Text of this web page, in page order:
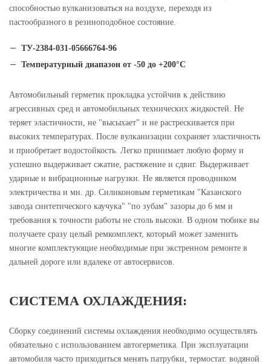
способностью вулканизоваться на воздухе, переходя из
пастообразного в резиноподобное состояние.
ТУ-2384-031-05666764-96
Температурный диапазон от -50 до +200°C
Автомобильный герметик прокладка устойчив к действию
агрессивных сред и автомобильных технических жидкостей. Не
теряет эластичности, не "высыхает" и не растрескивается при
высоких температурах. После вулканизации сохраняет эластичность
и приобретает водостойкость. Легко принимает любую форму и
успешно выдерживает сжатие, растяжение и сдвиг. Выдерживает
ударные и вибрационные нагрузки. Не является проводником
электричества и мн. др. Силиконовым герметикам "Казанского
завода синтетического каучука" "по зубам" зазоры до 6 мм и
требования к точности работы не столь высоки. В одном тюбике вы
получаете сразу целый ремкомплект, который может заменить
многие комплектующие необходимые при экстренном ремонте в
дальней дороге или вдалеке от автосервисов.
СИСТЕМА ОХЛАЖДЕНИЯ:
Сборку соединений системы охлаждения необходимо осуществлять
обязательно с использованием автогерметика. При эксплуатации
автомобиля часто приходиться менять патрубки, термостат. водяной